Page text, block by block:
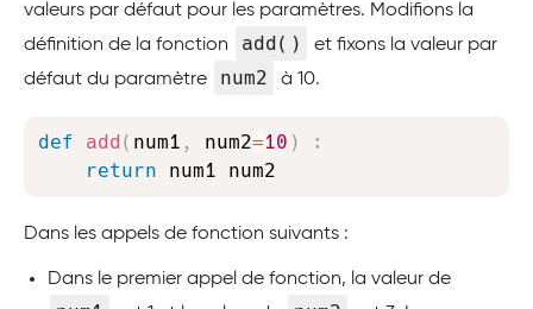
valeurs par défaut pour les paramètres. Modifions la
définition de la fonction
add()
et fixons la valeur par
défaut du paramètre
num2 à 10.
def add( num1 , num2=10 )
:
return num1 num2
Dans les appels de fonction suivants :
Dans le premier appel de fonction, la valeur de